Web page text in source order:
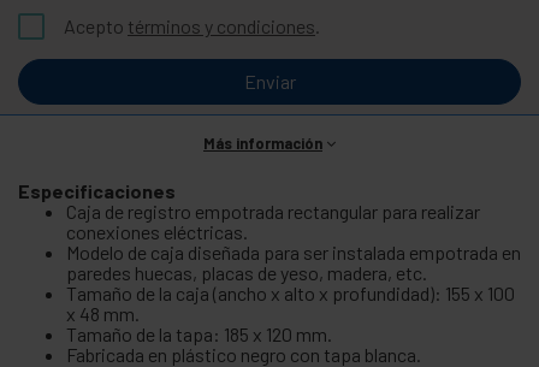
Acepto términos y condiciones.
Enviar
Más información
Especificaciones
Caja de registro empotrada rectangular para realizar
conexiones eléctricas.
Modelo de caja diseñada para ser instalada empotrada en
paredes huecas, placas de yeso, madera, etc.
Tamaño de la caja (ancho x alto x profundidad): 155 x 100
x 48 mm.
Tamaño de la tapa: 185 x 120 mm.
Fabricada en plástico negro con tapa blanca.